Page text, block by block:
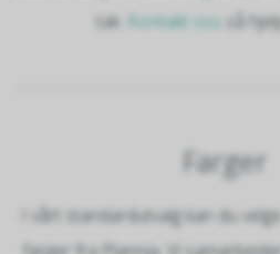
tak. Kontakt oss så
Farger
I vårt standardutvalg kan du